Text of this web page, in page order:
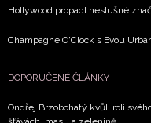
Hollywood propadl neslušné
Champagne O'Clock s Evou
DOPORUČENÉ ČLÁNKY
Ondřej Brzobohatý kvůli roli